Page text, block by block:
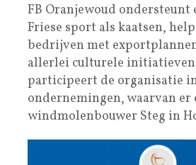
FB Oranjewoud ondersteunt
Friese sport als kaatsen,
bedrijven met
allerlei culturele
participeert de organisatie
ondernemingen, waarvan er
windmolenbouwer Steg in